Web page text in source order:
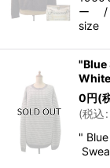
ー /
size
"Blue
0円(
(税込:
"